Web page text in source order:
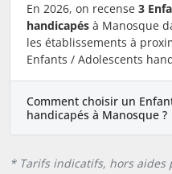
En 2026, on recense 3
handicapés à Manosque
les établissements à
Enfants / Adolescents
Comment choisir un
handicapés à Manosque ?
* Tarifs indicatifs, hors aides